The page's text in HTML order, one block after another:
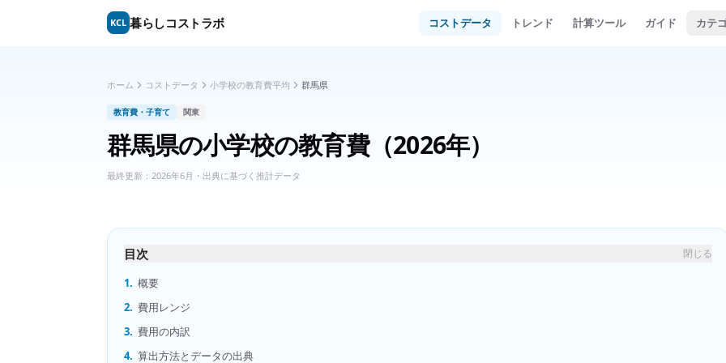
KCL 暮らしコストラボ コストデータ トレンド 計算ツール ガイド カテ
ホーム コストデータ 小学校の教育費平均 群馬県
教育費・子育て 関東
群馬県の小学校の教育費（2026年）
最終更新： 2026年6月 ・出典に基づく推計データ
目次 閉じる
1. 概要
2. 費用レンジ
3. 費用の内訳
4. 算出方法とデータの出典